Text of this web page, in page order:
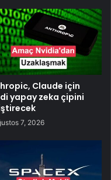
Claude için
yapay zeka çipini
7, 2026